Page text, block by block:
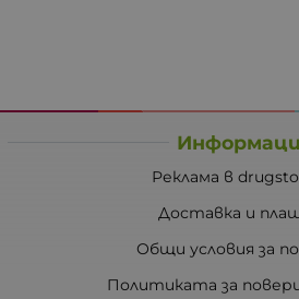
Реклама в
Доставка и
Общи условия за
Политиката за